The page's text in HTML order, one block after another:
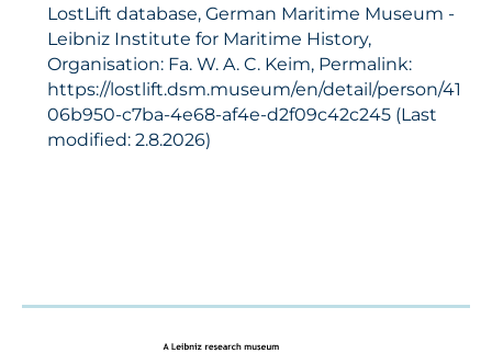
LostLift database, German Maritime Museum -
Leibniz Institute for Maritime History,
Organisation: Fa. W. A. C. Keim, Permalink:
https://lostlift.dsm.museum/en/detail/person/41
06b950-c7ba-4e68-af4e-d2f09c42c245 (Last
modified: 2.8.2026)